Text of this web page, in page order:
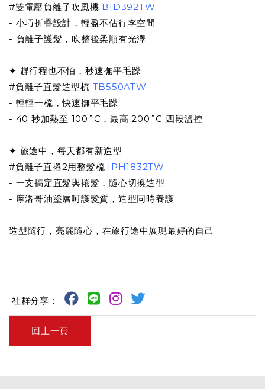
#雙電壓負離子吹風機 BID392TW
- 小巧折疊設計，輕盈不佔行李空間
- 負離子護髮，吹整後柔順有光澤
✦ 趕行程也不怕，秒速撫平毛躁
#負離子直髮造型梳 TB550ATW
- 輕輕一梳，快速撫平毛躁
- 40 秒加熱至 100˚C，最高 200˚C 四段溫控
✦ 旅途中，每天都有新造型
#負離子直捲2用整髮梳 IPH1832TW
- 一支搞定直髮與捲髮，隨心切換造型
- 摩洛哥油塗層呵護髮質，造型同時養護
造型隨行，亮麗隨心，在旅行途中展現最好的自己
社群分享：
回上一頁